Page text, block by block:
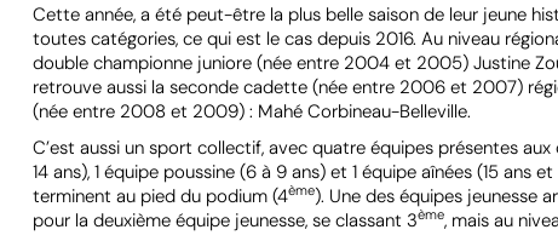
Cette année, a été peut-être la plus belle saison de leur jeune
toutes catégories, ce qui est le cas depuis 2016. Au niveau
double championne juniore (née entre 2004 et 2005) Justine
retrouve aussi la seconde cadette (née entre 2006 et 2007)
(née entre 2008 et 2009) : Mahé Corbineau-Belleville.
C’est aussi un sport collectif, avec quatre équipes présentes
14 ans), 1 équipe poussine (6 à 9 ans) et 1 équipe aînées (15 ans
terminent au pied du podium (4ème). Une des équipes jeunesse
pour la deuxième équipe jeunesse, se classant 3ème, mais au